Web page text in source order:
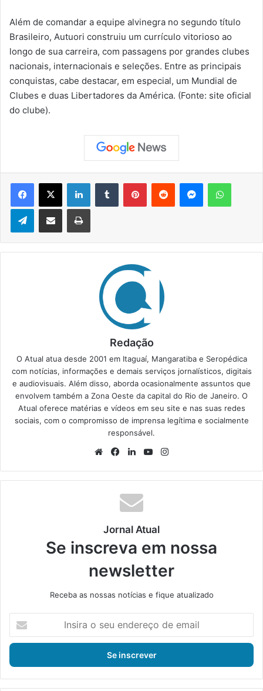
Além de comandar a equipe alvinegra no segundo título
Brasileiro, Autuori construiu um currículo vitorioso ao
longo de sua carreira, com passagens por grandes clubes
nacionais, internacionais e seleções. Entre as principais
conquistas, cabe destacar, em especial, um Mundial de
Clubes e duas Libertadores da América. (Fonte: site oficial
do clube).
Telegram
Redação
O Atual atua desde 2001 em Itaguaí, Mangaratiba e Seropédica
com notícias, informações e demais serviços jornalísticos, digitais
e audiovisuais. Além disso, aborda ocasionalmente assuntos que
envolvem também a Zona Oeste da capital do Rio de Janeiro. O
Atual oferece matérias e vídeos em seu site e nas suas redes
sociais, com o compromisso de imprensa legítima e socialmente
responsável.
We
te
Fa
bo
ok
Lin
din
Yo
ub
ra
Jornal Atual
Se inscreva em nossa
newsletter
Receba as nossas notícias e fique atualizado
s
r
a